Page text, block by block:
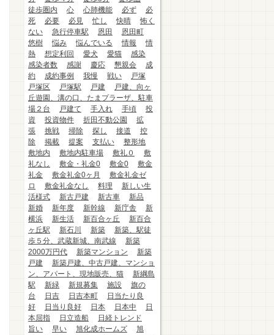
徒歩圏内
心 心肺機能 必ず
必
死
必要 必見 忙し 快晴
怖く
ない
急行停車駅 恩田
恩田町
悠樹
悩み 悩んでいる 情報
情
熱
想定利回 愛犬 愛猫
感染
感染者数
感謝 慶応 懇親会
成
約
成約事例 我慢 戦い
戸塚
戸塚区
戸塚駅 戸建
戸建、向ヶ
丘遊園、溝の口、たまプラーザ、駐車
場２台
戸建て 手入れ 手頃
投
資
投資物件 折田不動公園
拡
張
挑戦 掃除 探し 接道
控
除
掲載 提案 支払い
整形地
敷地内
敷地内駐車場 敷礼０
敷
礼なし
敷金・礼金0 敷金0
敷金
礼金
敷金礼金0ヶ月
敷金礼金ゼ
ロ
敷金礼金なし 料理
新しい生
活様式
新古戸建 新古車
新品
新婚
新年度 新幹線 新庁舎
新
横浜
新生活 新百合ヶ丘
新百合
ヶ丘駅
新石川 新築
新築、駅徒
歩５分、武蔵新城、南武線
新築
2000万円代
新築マンション
新築
戸建
新築戸建、中古戸建、マンショ
ン、アパート、現地販売、猫
新綱島
駅
新緑 新規募集 施設
旗の
台
日吉 日吉本町
日当たり良
好
日当り良好 日本 日本中
日
本屈指
日立造船
日経トレンド
旨い
早い 旭化成ホームズ
旭